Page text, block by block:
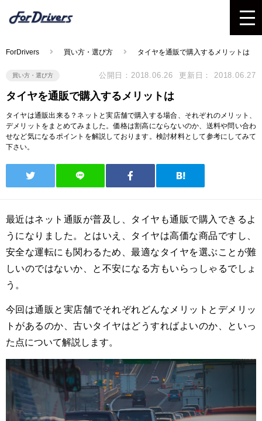
ForDrivers 買い方・選び方 タイヤを通販で購入するメリットは
買い方・選び方 公開日：2018.06.26 更新日： 2018.06.27
タイヤを通販で購入するメリットは
タイヤは通販出来る？ネットと実店舗で購入する場合、それぞれのメリット、
デメリットをまとめてみました。価格は割高にならないのか、送料や問い合わ
せなど気になるポイントを解説しております。検討材料として参考にしてみて
下さい。
最近はネット通販が普及し、タイヤも通販で購入できるよ
うになりました。とはいえ、タイヤは高価な商品ですし、
安全な運転にも関わるため、最適なタイヤを選ぶことが難
しいのではないか、と不安になる方もいらっしゃるでしょ
う。
今回は通販と実店舗でそれぞれどんなメリットとデメリッ
トがあるのか、古いタイヤはどうすればよいのか、といっ
た点について解説します。